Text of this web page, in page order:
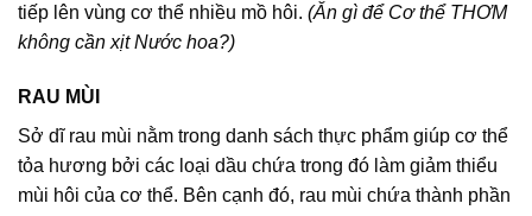
tiếp lên vùng cơ thể nhiều mồ hôi. (Ăn gì để Cơ thể THƠM
không cần xịt Nước hoa?)
RAU MÙI
Sở dĩ rau mùi nằm trong danh sách thực phẩm giúp cơ thể
tỏa hương bởi các loại dầu chứa trong đó làm giảm thiểu
mùi hôi của cơ thể. Bên cạnh đó, rau mùi chứa thành phần